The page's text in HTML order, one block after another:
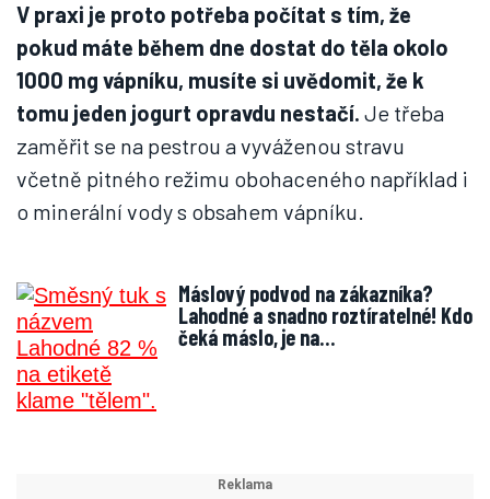
V praxi je proto potřeba počítat s tím, že
pokud máte během dne dostat do těla okolo
1000 mg vápníku, musíte si uvědomit, že k
tomu jeden jogurt opravdu nestačí. Je třeba
zaměřit se na pestrou a vyváženou stravu
včetně pitného režimu obohaceného například i
o minerální vody s obsahem vápníku.
Máslový podvod na zákazníka?
Lahodné a snadno roztíratelné! Kdo
čeká máslo, je na…